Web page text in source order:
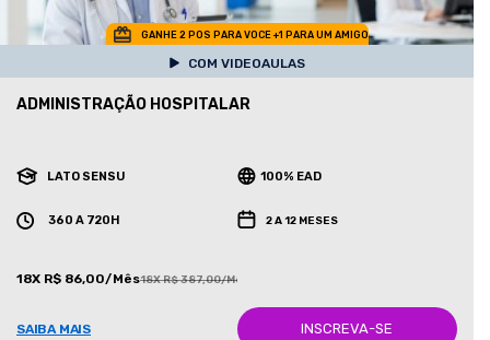
GANHE 2 POS PARA VOCE +1 PARA UM AMIGO
COM VIDEOAULAS
ADMINISTRAÇÃO HOSPITALAR
LATO SENSU 100% EAD
360 A 720H 2 A 12 MESES
18X R$ 86,00/Mês18X R$ 387,00/Mês
SAIBA MAIS INSCREVA-SE